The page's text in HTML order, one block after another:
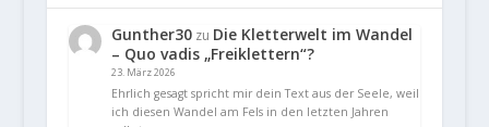
Gunther30zu Die Kletterwelt im Wandel
– Quo vadis „Freiklettern“?
23. März 2026
Ehrlich gesagt spricht mir dein Text aus der Seele, weil
ich diesen Wandel am Fels in den letzten Jahren